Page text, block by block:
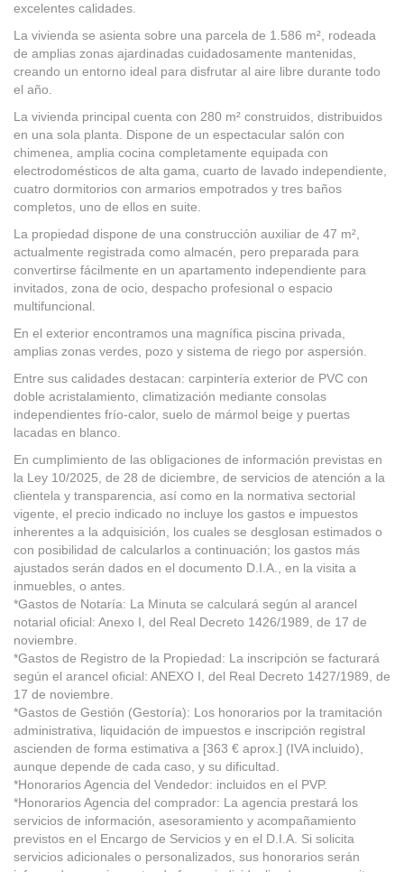
excelentes calidades.
La vivienda se asienta sobre una parcela de 1.586 m², rodeada
de amplias zonas ajardinadas cuidadosamente mantenidas,
creando un entorno ideal para disfrutar al aire libre durante todo
el año.
La vivienda principal cuenta con 280 m² construidos, distribuidos
en una sola planta. Dispone de un espectacular salón con
chimenea, amplia cocina completamente equipada con
electrodomésticos de alta gama, cuarto de lavado independiente,
cuatro dormitorios con armarios empotrados y tres baños
completos, uno de ellos en suite.
La propiedad dispone de una construcción auxiliar de 47 m²,
actualmente registrada como almacén, pero preparada para
convertirse fácilmente en un apartamento independiente para
invitados, zona de ocio, despacho profesional o espacio
multifuncional.
En el exterior encontramos una magnífica piscina privada,
amplias zonas verdes, pozo y sistema de riego por aspersión.
Entre sus calidades destacan: carpintería exterior de PVC con
doble acristalamiento, climatización mediante consolas
independientes frío-calor, suelo de mármol beige y puertas
lacadas en blanco.
En cumplimiento de las obligaciones de información previstas en
la Ley 10/2025, de 28 de diciembre, de servicios de atención a la
clientela y transparencia, así como en la normativa sectorial
vigente, el precio indicado no incluye los gastos e impuestos
inherentes a la adquisición, los cuales se desglosan estimados o
con posibilidad de calcularlos a continuación; los gastos más
ajustados serán dados en el documento D.I.A., en la visita a
inmuebles, o antes.
*Gastos de Notaría: La Minuta se calculará según al arancel
notarial oficial: Anexo I, del Real Decreto 1426/1989, de 17 de
noviembre.
*Gastos de Registro de la Propiedad: La inscripción se facturará
según el arancel oficial: ANEXO I, del Real Decreto 1427/1989, de
17 de noviembre.
*Gastos de Gestión (Gestoría): Los honorarios por la tramitación
administrativa, liquidación de impuestos e inscripción registral
ascienden de forma estimativa a [363 € aprox.] (IVA incluido),
aunque depende de cada caso, y su dificultad.
*Honorarios Agencia del Vendedor: incluidos en el PVP.
*Honorarios Agencia del comprador: La agencia prestará los
servicios de información, asesoramiento y acompañamiento
previstos en el Encargo de Servicios y en el D.I.A. Si solicita
servicios adicionales o personalizados, sus honorarios serán